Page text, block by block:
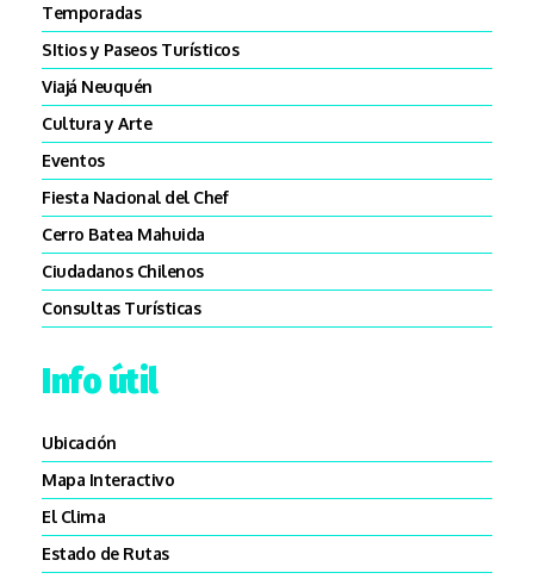
Temporadas
SItios y Paseos Turísticos
Viajá Neuquén
Cultura y Arte
Eventos
Fiesta Nacional del Chef
Cerro Batea Mahuida
Ciudadanos Chilenos
Consultas Turísticas
Info útil
Ubicación
Mapa Interactivo
El Clima
Estado de Rutas